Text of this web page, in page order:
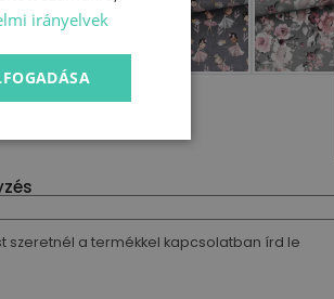
szeretnél a termékkel kapcsolatban írd le
irányelvek